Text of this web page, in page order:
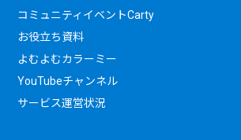
コミュニティイベントCarty
お役立ち資料
よむよむカラーミー
YouTubeチャンネル
サービス運営状況